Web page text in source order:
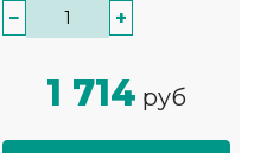
− +
1 714 руб